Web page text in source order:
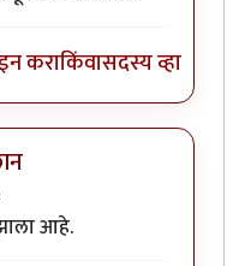
कराकिंवासदस्य व्हा
होता.by
आहे.